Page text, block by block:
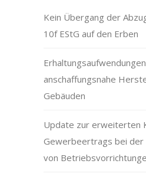
Kein Übergang der
10f EStG auf den Erben
anschaffungsnahe
Gebäuden
Update zur erweiterten
Gewerbeertrags bei
von